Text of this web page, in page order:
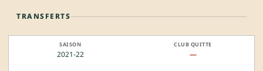
TRANSFERTS
2021-22 —